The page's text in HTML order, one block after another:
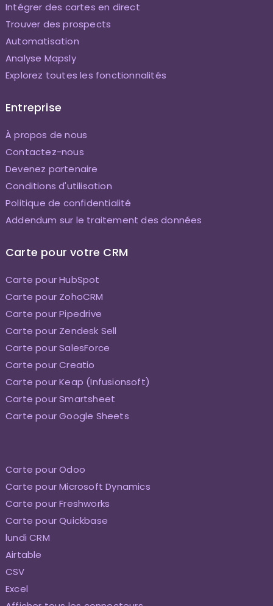
Intégrer des cartes en direct
Trouver des prospects
Automatisation
Analyse Mapsly
Explorez toutes les fonctionnalités
Entreprise
À propos de nous
Contactez-nous
Devenez partenaire
Conditions d'utilisation
Politique de confidentialité
Addendum sur le traitement des données
Carte pour votre CRM
Carte pour HubSpot
Carte pour ZohoCRM
Carte pour Pipedrive
Carte pour Zendesk Sell
Carte pour SalesForce
Carte pour Creatio
Carte pour Keap (Infusionsoft)
Carte pour Smartsheet
Carte pour Google Sheets
Carte pour Odoo
Carte pour Microsoft Dynamics
Carte pour Freshworks
Carte pour Quickbase
lundi CRM
Airtable
CSV
Excel